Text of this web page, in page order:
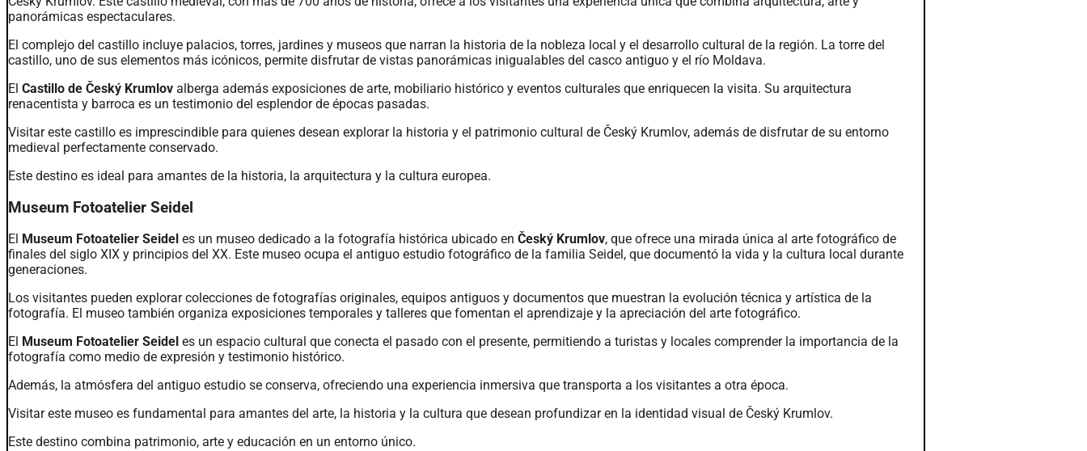
panorámicas espectaculares.
El complejo del castillo incluye palacios, torres, jardines y museos que narran la historia de la nobleza local y el desarrollo cultural de la región. La torre del
castillo, uno de sus elementos más icónicos, permite disfrutar de vistas panorámicas inigualables del casco antiguo y el río Moldava.
El Castillo de Český Krumlov alberga además exposiciones de arte, mobiliario histórico y eventos culturales que enriquecen la visita. Su arquitectura
renacentista y barroca es un testimonio del esplendor de épocas pasadas.
Visitar este castillo es imprescindible para quienes desean explorar la historia y el patrimonio cultural de Český Krumlov, además de disfrutar de su entorno
medieval perfectamente conservado.
Este destino es ideal para amantes de la historia, la arquitectura y la cultura europea.
Museum Fotoatelier Seidel
El Museum Fotoatelier Seidel es un museo dedicado a la fotografía histórica ubicado en Český Krumlov, que ofrece una mirada única al arte fotográfico de
finales del siglo XIX y principios del XX. Este museo ocupa el antiguo estudio fotográfico de la familia Seidel, que documentó la vida y la cultura local durante
generaciones.
Los visitantes pueden explorar colecciones de fotografías originales, equipos antiguos y documentos que muestran la evolución técnica y artística de la
fotografía. El museo también organiza exposiciones temporales y talleres que fomentan el aprendizaje y la apreciación del arte fotográfico.
El Museum Fotoatelier Seidel es un espacio cultural que conecta el pasado con el presente, permitiendo a turistas y locales comprender la importancia de la
fotografía como medio de expresión y testimonio histórico.
Además, la atmósfera del antiguo estudio se conserva, ofreciendo una experiencia inmersiva que transporta a los visitantes a otra época.
Visitar este museo es fundamental para amantes del arte, la historia y la cultura que desean profundizar en la identidad visual de Český Krumlov.
Este destino combina patrimonio, arte y educación en un entorno único.